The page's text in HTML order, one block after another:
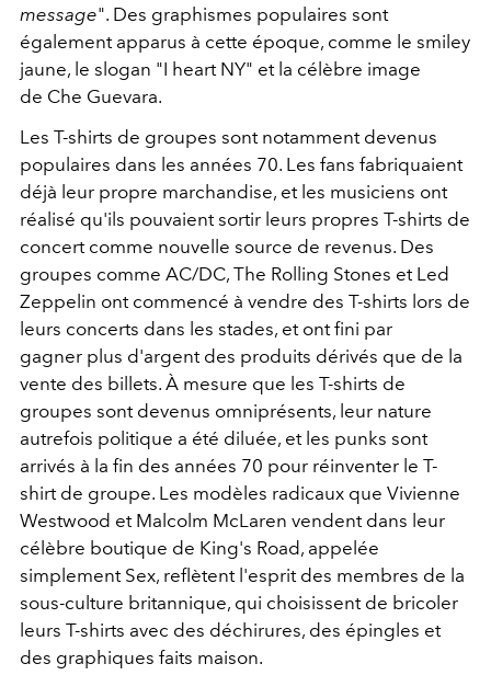
message". Des graphismes populaires sont
également apparus à cette époque, comme le smiley
jaune, le slogan "I heart NY" et la célèbre image
de Che Guevara.
Les T-shirts de groupes sont notamment devenus
populaires dans les années 70. Les fans fabriquaient
déjà leur propre marchandise, et les musiciens ont
réalisé qu'ils pouvaient sortir leurs propres T-shirts de
concert comme nouvelle source de revenus. Des
groupes comme AC/DC, The Rolling Stones et Led
Zeppelin ont commencé à vendre des T-shirts lors de
leurs concerts dans les stades, et ont fini par
gagner plus d'argent des produits dérivés que de la
vente des billets. À mesure que les T-shirts de
groupes sont devenus omniprésents, leur nature
autrefois politique a été diluée, et les punks sont
arrivés à la fin des années 70 pour réinventer le T-
shirt de groupe. Les modèles radicaux que Vivienne
Westwood et Malcolm McLaren vendent dans leur
célèbre boutique de King's Road, appelée
simplement Sex, reflètent l'esprit des membres de la
sous-culture britannique, qui choisissent de bricoler
leurs T-shirts avec des déchirures, des épingles et
des graphiques faits maison.